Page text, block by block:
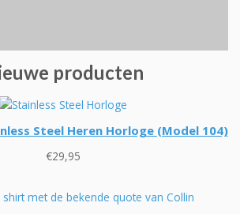
producten
Steel Heren Horloge (Model 104)
€29,95